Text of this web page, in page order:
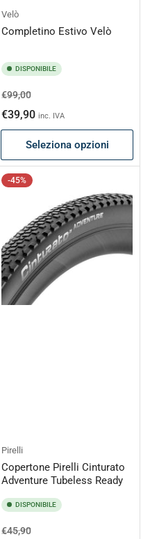
Velò
Completino Estivo Velò
DISPONIBILE
Prezzo
di
listino
€99,00Prezzo
scontato
€39,90 inc. IVA
Seleziona opzioni
-45%
Pirelli
Copertone Pirelli Cinturato
Adventure Tubeless Ready
DISPONIBILE
Prezzo
€45,90Prezzo